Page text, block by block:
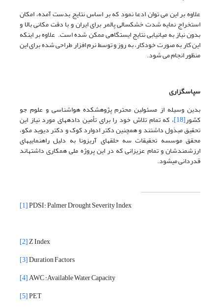
علاوه بر این می توان ادعا نمود که بر اساس نتایج بدست آمده، امکان
استخراج نمایه شدت خشکسالی پالمر برای ایران و با دقت مکانی بالا و
بدون نیاز به میانیابی نتایج ایستگاهی ممکن شده است. علاوه بر اینکه
این کار به صورت خودکار، به روز و توسط نرم افزار طراحی شده برای این
منظور انجام می شود.
سپاسگزاری
بدین وسیله از مسئولین محترم پژوهشکده هواشناسی و علوم جو
کشور[18] ، که تمام تلاش خود را برای تأمین داده­های مورد نیاز این
تحقیق مبذول داشتند و همچنین دکتر ادوارد کوک و دکتر دیوید مکو،
محقق موسسه تحقیقات سه حلقه­ای آریزونا به دلیل راهنمایی­های
ارزشمندشان و تمام عزیزانی که در این پروژه ملی همکاری داشته­اند
قدردانی می­شود.
[1]PDSI: Palmer Drought Severity Index
[2]Z Index
[3]Duration Factors
[4]AWC :Available Water Capacity
[5]PET